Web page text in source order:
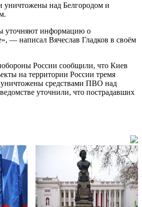
над Белгородом и
уточняют информацию о
— написал Вячеслав Гладков в своём
России сообщили, что Киев
на территории России тремя
средствами ПВО над
уточнили, что пострадавших